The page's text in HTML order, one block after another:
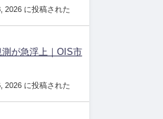
2026 に投稿された
測が急浮上｜OIS市
2026 に投稿された